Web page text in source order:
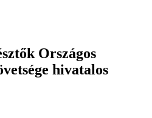
Országos
hivatalos